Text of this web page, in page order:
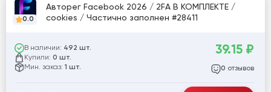
0.0
Авторег Facebook 2026 / 2FA В КОМПЛЕКТЕ /
cookies / Частично заполнен #28411
В наличии: 492 шт.
Купили: 0 шт.
Мин. заказ: 1 шт.
39.15 ₽
0 отзывов